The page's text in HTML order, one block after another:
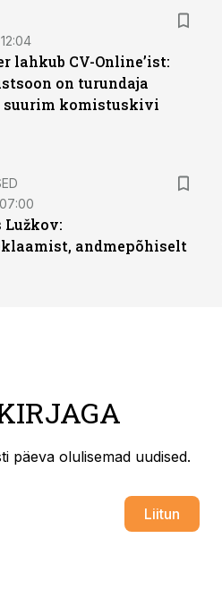
lahkub CV-Online’ist:
on turundaja
suurim komistuskivi
Lužkov:
andmepõhiselt
päeva olulisemad uudised.
Liitun